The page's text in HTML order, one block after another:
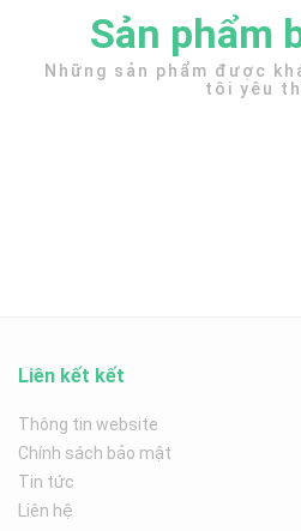
Sản phẩm
Những sản phẩm được
tôi yêu
Liên kết kết
Thông tin website
Chính sách bảo mật
Tin tức
Liên hệ